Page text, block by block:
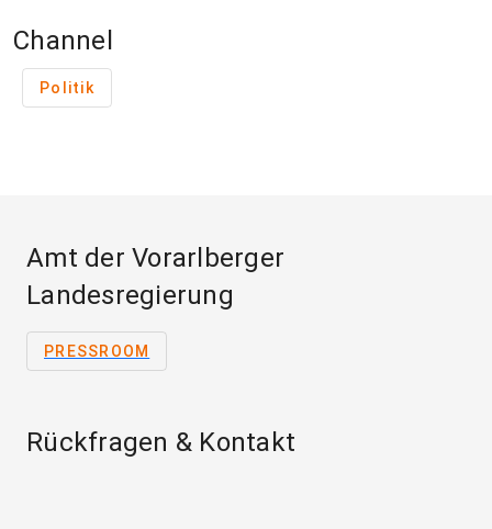
Channel
Politik
Amt der Vorarlberger
Landesregierung
PRESSROOM
Rückfragen & Kontakt